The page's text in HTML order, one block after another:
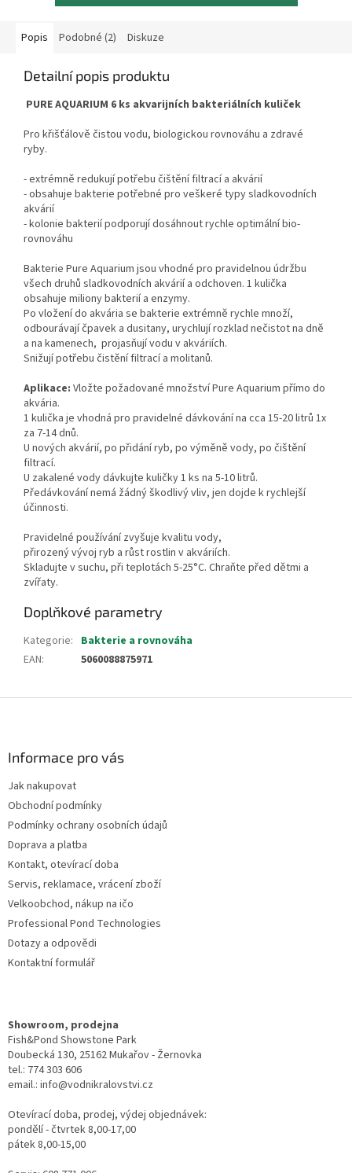
Popis Podobné (2) Diskuze
Detailní popis produktu
PURE AQUARIUM 6 ks akvarijních bakteriálních kuliček
Pro křišťálově čistou vodu, biologickou rovnováhu a zdravé
ryby.
- extrémně redukují potřebu čištění filtrací a akvárií
- obsahuje bakterie potřebné pro veškeré typy sladkovodních
akvárií
- kolonie bakterií podporují dosáhnout rychle optimální bio-
rovnováhu
Bakterie Pure Aquarium jsou vhodné pro pravidelnou údržbu
všech druhů sladkovodních akvárií a odchoven. 1 kulička
obsahuje miliony bakterií a enzymy.
Po vložení do akvária se bakterie extrémně rychle množí,
odbourávají čpavek a dusitany, urychlují rozklad nečistot na dně
a na kamenech, projasňují vodu v akváriích.
Snižují potřebu čistění filtrací a molitanů.
Aplikace: Vložte požadované množství Pure Aquarium přímo do
akvária.
1 kulička je vhodná pro pravidelné dávkování na cca 15-20 litrů 1x
za 7-14 dnů.
U nových akvárií, po přidání ryb, po výměně vody, po čištění
filtrací.
U zakalené vody dávkujte kuličky 1 ks na 5-10 litrů.
Předávkování nemá žádný škodlivý vliv, jen dojde k rychlejší
účinnosti.
Pravidelné používání zvyšuje kvalitu vody,
přirozený vývoj ryb a růst rostlin v akváriích.
Skladujte v suchu, při teplotách 5-25°C. Chraňte před dětmi a
zvířaty.
Doplňkové parametry
Kategorie: Bakterie a rovnováha
EAN: 5060088875971
Informace pro vás
Jak nakupovat
Obchodní podmínky
Podmínky ochrany osobních údajů
Doprava a platba
Kontakt, otevírací doba
Servis, reklamace, vrácení zboží
Velkoobchod, nákup na ičo
Professional Pond Technologies
Dotazy a odpovědi
Kontaktní formulář
Showroom, prodejna
Fish&Pond Showstone Park
Doubecká 130, 25162 Mukařov - Žernovka
tel.: 774 303 606
email.: info@vodnikralovstvi.cz
Otevírací doba, prodej, výdej objednávek:
pondělí - čtvrtek 8,00-17,00
pátek 8,00-15,00